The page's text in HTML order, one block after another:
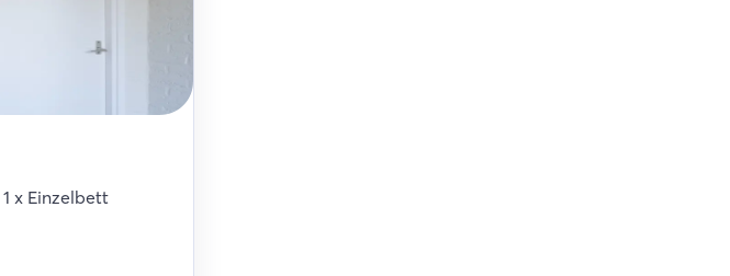
1 x Einzelbett